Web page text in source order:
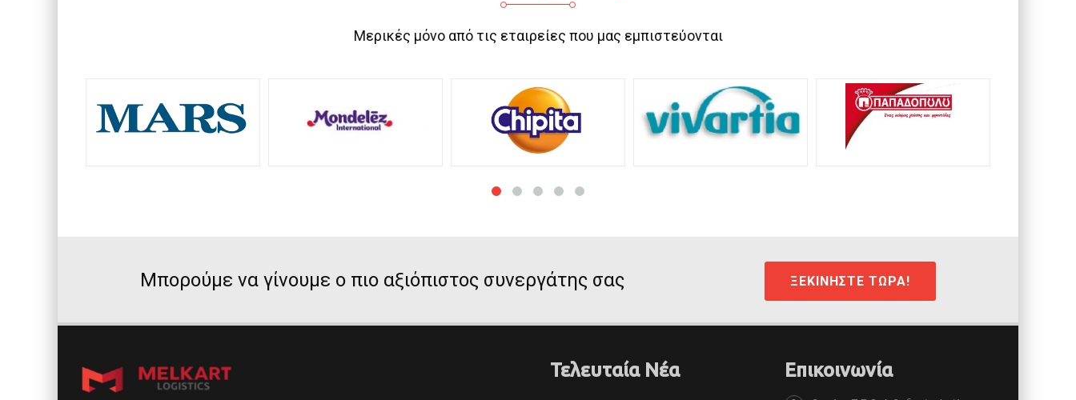
Μερικές μόνο από τις εταιρείες που μας εμπιστεύονται
Μπορούμε να γίνουμε ο πιο αξιόπιστος συνεργάτης σας ΞΕΚΙΝΗΣΤΕ ΤΩΡΑ!
Τελευταία Νέα Επικοινωνία